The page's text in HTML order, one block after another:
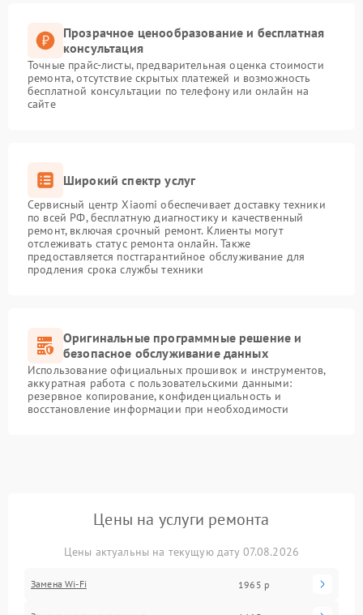
Прозрачное ценообразование и бесплатная
консультация
Точные прайс-листы, предварительная оценка стоимости
ремонта, отсутствие скрытых платежей и возможность
бесплатной консультации по телефону или онлайн на
сайте
Широкий спектр услуг
Сервисный центр Xiaomi обеспечивает доставку техники
по всей РФ, бесплатную диагностику и качественный
ремонт, включая срочный ремонт. Клиенты могут
отслеживать статус ремонта онлайн. Также
предоставляется постгарантийное обслуживание для
продления срока службы техники
Оригинальные программные решение и
безопасное обслуживание данных
Использование официальных прошивок и инструментов,
аккуратная работа с пользовательскими данными:
резервное копирование, конфиденциальность и
восстановление информации при необходимости
Цены на услуги ремонта
Цены актуальны на текущую дату 07.08.2026
Замена Wi-Fi 1965 р